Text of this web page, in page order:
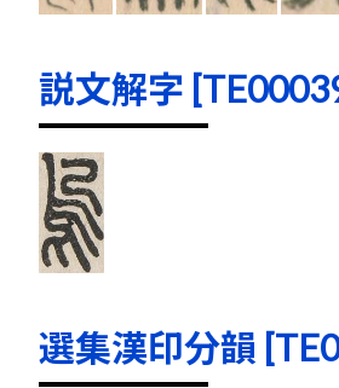
説文解字
選集漢印分韻